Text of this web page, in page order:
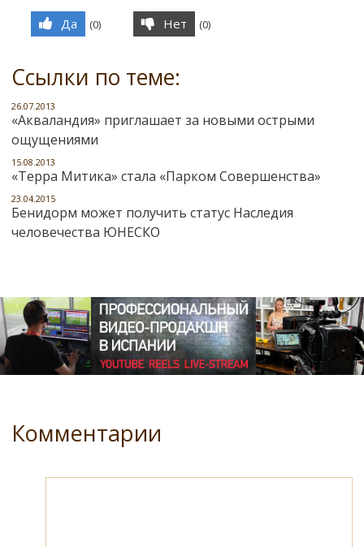
Да (0) Нет (0)
Ссылки по теме:
26.07.2013
«Акваландия» приглашает за новыми острыми
ощущениями
15.08.2013
«Терра Митика» стала «Парком Совершенства»
23.04.2015
Бенидорм может получить статус Наследия
человечества ЮНЕСКО
Комментарии